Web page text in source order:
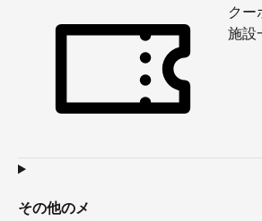
クー
施設
その他のメ